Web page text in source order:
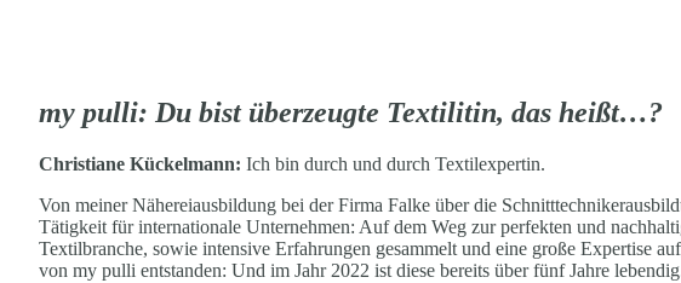
my pulli: Du bist überzeugte Textilitin, das heißt…?
Christiane Kückelmann: Ich bin durch und durch Textilexpertin.
Von meiner Nähereiausbildung bei der Firma Falke über die
Tätigkeit für internationale Unternehmen: Auf dem Weg zur perfekten und
Textilbranche, sowie intensive Erfahrungen gesammelt und eine große Expertise
von my pulli entstanden: Und im Jahr 2022 ist diese bereits über fünf Jahre